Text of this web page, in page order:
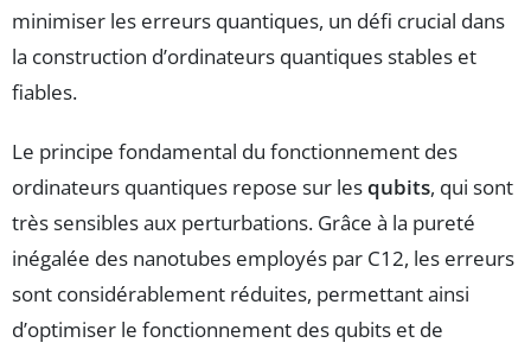
minimiser les erreurs quantiques, un défi crucial dans
la construction d’ordinateurs quantiques stables et
fiables.
Le principe fondamental du fonctionnement des
ordinateurs quantiques repose sur lesqubits, qui sont
très sensibles aux perturbations. Grâce à la pureté
inégalée des nanotubes employés par C12, les erreurs
sont considérablement réduites, permettant ainsi
d’optimiser le fonctionnement des qubits et de